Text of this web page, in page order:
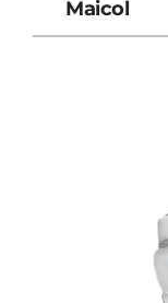
Maicol